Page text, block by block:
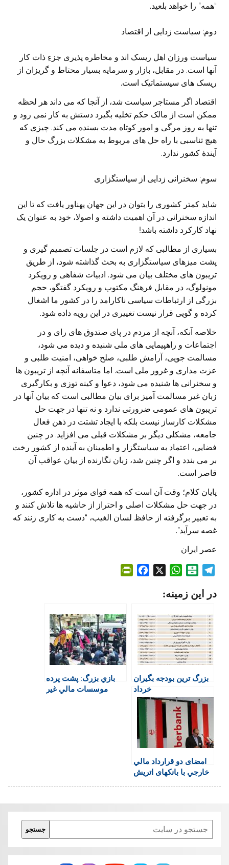
“همه” را خواهد بلعید.
دوم: سیاست زدایی از اقتصاد
سیاست ورزان اهل ریسک اند و مخاطره پذیری جزءِ ذات کار
آنها است. در مقابل، بازار و سرمایه بسیار محتاط و گریزان از
ریسک های سیستماتیک است.
اقتصاد اگر مستاجر سیاست شد، از آنجا که می داند هر لحظه
ممکن است از مالک حکم تخلیه بگیرد دستش به کار نمی رود و
تنها به روز مرگی و امور کوتاه مدت بسنده می کند. چیزی که
هیچ تناسبی با راه حل های مربوط به مشکلات بزرگ حال و
آیندۀ کشور ندارد.
سوم: سخنرانی زدایی از سیاستگزاری
شاید کمتر کشوری را بتوان در این جهان پهناور یافت که تا این
اندازه سخنرانی در آن اهمیت داشته و اصولا، خود به عنوان یک
نهاد کارکرد داشته باشد!
بسیاری از مطالبی که لازم است در جلسات تصمیم گیری و
پشت میزهای سیاستگزاری به بحث گذاشته شود، از طریق
تریبون های مختلف بیان می شود. ادبیات شفاهی و رویکرد
مونولوگ، در مقابل فرهنگ مکتوب و رویکرد گفتگو، حجم
بزرگی از ارتباطات سیاسی ناکارامد را در کشور ما اشغال
کرده و گویی قرار نیست تغییری در این رویه داده شود.
خلاصه آنکه، آنچه از مردم در پای صتدوق های رای و در
اجتماعات و راهپیمایی های ملی شنیده و دیده می شود،
مسالمت جویی، آرامش طلبی، صلح خواهی، امنیت طلبی و
عزت مداری و غرور ملی است. اما متاسفانه آنچه از تریبون ها
و سخنرانی ها شنیده می شود، دعوا و کینه توزی و بکارگیری
زبان غیر مسالمت آمیز برای بیان مطالبی است که بیان آنها در
تریبون های عمومی ضرورتی ندارد و نه تنها در جهت حل
مشکلات کارساز نیست بلکه با ایجاد تشتت در ذهن فعال
جامعه، مشکلی دیگر بر مشکلات قبلی می افزاید. در چنین
فضایی، اعتماد به سیاستگزار و اطمینان به آینده از کشور رخت
بر می بندد و اگر چنین شد، زبان نگارنده از بیان عواقب آن
قاصر است.
پایان کلام؛ وقت آن است که همه قوای موثر در اداره کشور،
در جهت حل مشکلات اصلی و احتراز از حاشیه ها تلاش کنند و
به تعبیر برگرفته از حافظ لسان الغیب، “دست به کاری زنند که
غصه سرآید”.
عصر ایران
l
g
r
a
m
t
a
r
i
n
W
a
s
A
p
p
t
F
r
i
e
در این زمینه:
بزرگ ترين بودجه بگيران
خرداد
بازي بزرگ: پشت پرده
موسسات مالي غير
امضای دو قرارداد مالي
خارجي با بانكهای اتريش
Search
جستجو